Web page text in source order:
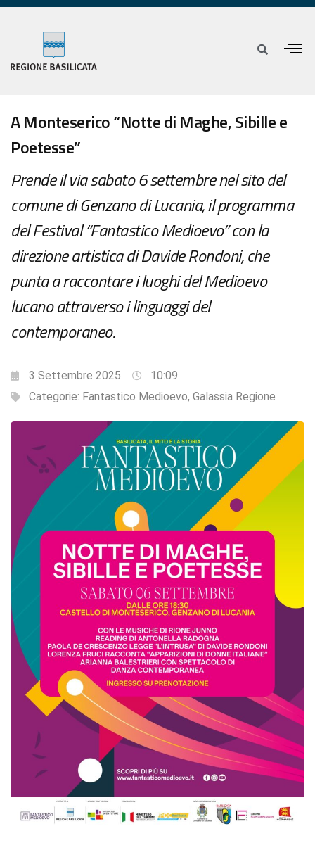
A Monteserico “Notte di Maghe, Sibille e
Poetesse”
Prende il via sabato 6 settembre nel sito del
comune di Genzano di Lucania, il programma
del Festival “Fantastico Medioevo” con la
direzione artistica di Davide Rondoni, che
punta a raccontare i luoghi del Medioevo
lucano attraverso i linguaggi del
contemporaneo.
3 Settembre 2025
10:09
Categorie: Fantastico Medioevo, Galassia Regione